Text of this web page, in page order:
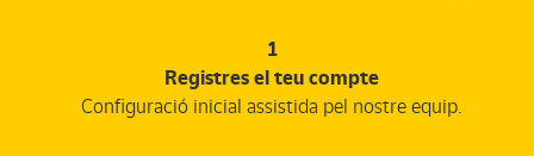
1
Registres el teu compte
Configuració inicial assistida pel nostre equip.